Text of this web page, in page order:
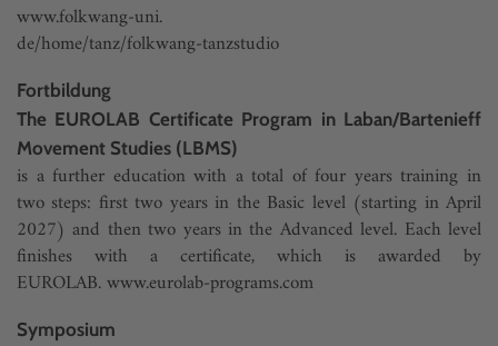
www.folkwang-uni.
de/home/tanz/folkwang-tanzstudio
Fortbildung
The EUROLAB Certificate Program in Laban/Bartenieff
Movement Studies (LBMS)
is a further education with a total of four years training in
two steps: first two years in the Basic level (starting in April
2027) and then two years in the Advanced level. Each level
finishes with a certificate, which is awarded by
EUROLAB.www.eurolab-programs.com
Symposium